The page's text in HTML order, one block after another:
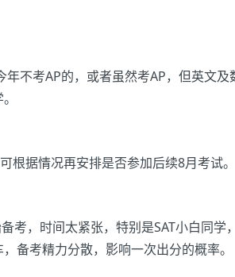
年不考AP的，或者虽然考AP，但英文
根据情况再安排是否参加后续8月考试。
考，时间太紧张，特别是SAT小白同学
备考精力分散，影响一次出分的概率。